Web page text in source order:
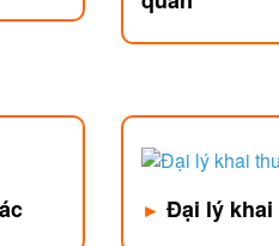
► Đại lý khai